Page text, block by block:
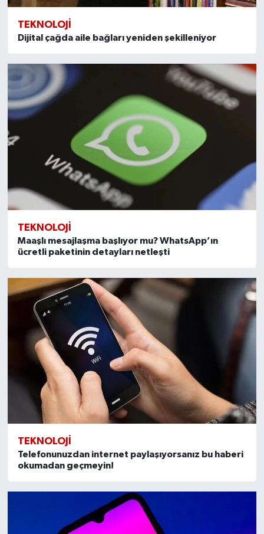
TEKNOLOJI
Dijital çağda aile bağları yeniden şekilleniyor
TEKNOLOJI
Maaşlı mesajlaşma başlıyor mu? WhatsApp’ın
ücretli paketinin detayları netleşti
TEKNOLOJI
Telefonunuzdan internet paylaşıyorsanız bu haberi
okumadan geçmeyin!